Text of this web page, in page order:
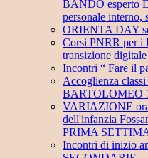
BANDO esperto
personale interno,
ORIENTA DAY
Corsi PNRR per i
transizione digitale
Incontri “ Fare il
Accoglienza
BARTOLOMEO
VARIAZIONE
dell'infanzia
PRIMA
Incontri di inizio